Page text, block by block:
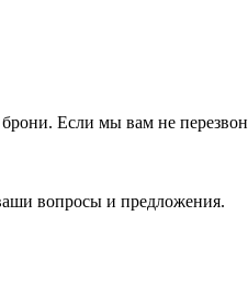
Если мы вам не
вопросы и предложения.